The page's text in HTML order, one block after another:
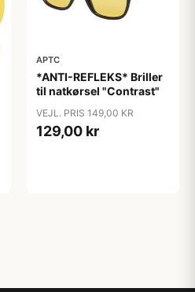
APTC
*ANTI-REFLEKS* Briller
til natkørsel "Contrast"
VEJL. PRIS 149,00 KR
129,00 kr